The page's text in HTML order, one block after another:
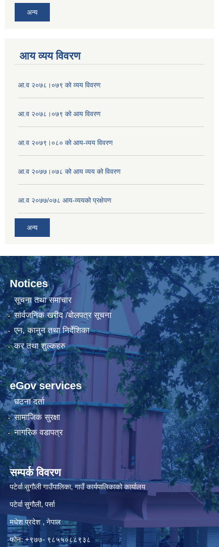
अन्य
आय व्यय विवरण
आ.व २०७८।०७९ को व्यय विवरण
आ.व २०७८।०७९ को आय विवरण
आ.व २०७९।०८० को आय-व्यय विवरण
आ.व २०७७।०७८ को आय व्यय को विवरण
आ.व २०७७/०७८ आय-व्ययको प्रक्षेपण
अन्य
Notices
सूचना तथा समाचार
सार्वजनिक खरीद /बोलपत्र सूचना
एन, कानुन तथा निर्देशिका
कर तथा शुल्कहरु
eGov services
घटना दर्ता
सामाजिक सुरक्षा
नागरिक वडापत्र
सम्पर्क विवरण
पटेर्वा सुगौली गाउँपालिका, गाउँ कार्यपालिकाको कार्यालय
पटेर्वा सुगौली, पर्सा
मधेश प्रदेश , नेपाल
फोन: +९७७- ९८५५०८८९३८